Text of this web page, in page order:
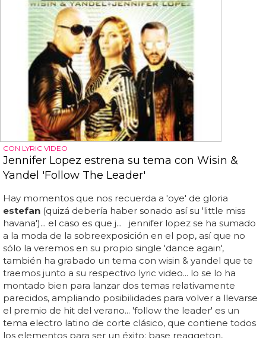
CON LYRIC VIDEO
Jennifer Lopez estrena su tema con Wisin &
Yandel 'Follow The Leader'
Hay momentos que nos recuerda a 'oye' de gloria
estefan (quizá debería haber sonado así su 'little miss
havana')... el caso es que j... jennifer lopez se ha sumado
a la moda de la sobreexposición en el pop, así que no
sólo la veremos en su propio single 'dance again',
también ha grabado un tema con wisin & yandel que te
traemos junto a su respectivo lyric video... lo se lo ha
montado bien para lanzar dos temas relativamente
parecidos, ampliando posibilidades para volver a llevarse
el premio de hit del verano... 'follow the leader' es un
tema electro latino de corte clásico, que contiene todos
los elementos para ser un éxito: base reaggeton,